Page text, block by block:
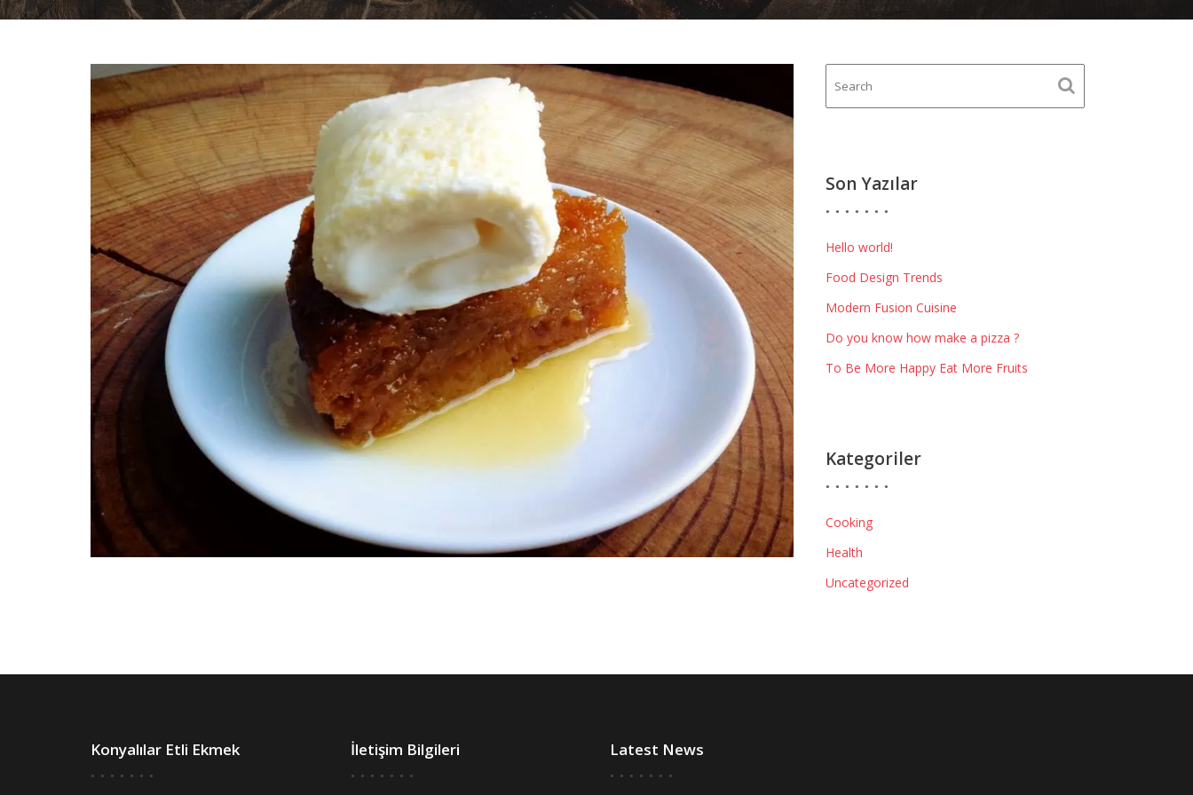
Son Yazılar
Hello world!
Food Design Trends
Modern Fusion Cuisine
Do you know how make a pizza ?
To Be More Happy Eat More Fruits
Kategoriler
Cooking
Health
Uncategorized
Konyalılar Etli Ekmek İletişim Bilgileri Latest News